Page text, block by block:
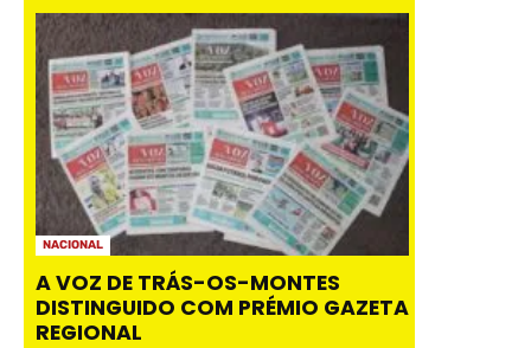
NACIONAL
A VOZ DE TRÁS-OS-MONTES
DISTINGUIDO COM PRÉMIO GAZETA
REGIONAL